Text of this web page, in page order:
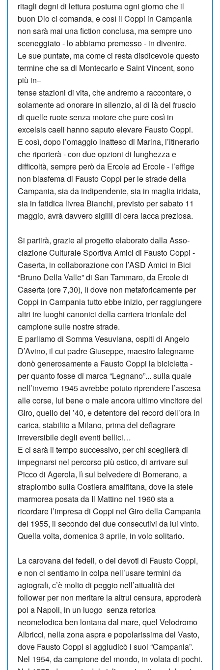
ritagli degni di lettura postuma ogni giorno che il
buon Dio ci comanda, e così il Coppi in Campania
non sarà mai una fiction conclusa, ma sempre uno
sceneggiato - lo abbiamo premesso - in divenire.
Le sue puntate, ma come ci resta disdicevole questo
termine che sa di Montecarlo e Saint Vincent, sono
più in–
­tense stazioni di vita, che an­dremo a raccontare, o
solamente ad onorare in silenzio, al di là del fruscio
di quelle ruote senza motore che pure così in
excelsis caeli hanno saputo elevare Fausto Coppi.
E così, dopo l’omaggio inatteso di Marina, l’itinerario
che riporterà - con due op­zioni di lunghezza e
difficoltà, sempre però da Ercole ad Ercole - l’effige
non blasfema di Fausto Coppi per le strade della
Campania, sia da indipendente, sia in maglia iridata,
sia in fatidica livrea Bianchi, previsto per sabato 11
maggio, avrà davvero si­gilli di cera lacca preziosa.
Si partirà, grazie al progetto elaborato dalla As­so­
ciazione Cu­ltu­rale Sportiva Amici di Fau­sto Coppi -
Caserta, in collaborazione con l’ASD Amici in Bici
“Bruno Della Valle” di San Tammaro, da Ercole di
Caserta (ore 7,30), lì dove non metaforicamente per
Cop­pi in Campania tutto ebbe inizio, per raggiungere
altri tre luoghi canonici della carriera trionfale del
campione sulle nostre strade.
E parliamo di Somma Ve­su­via­na, ospiti di Angelo
D’A­vi­no, il cui padre Giuseppe, maestro falegname
donò ge­nerosamente a Fausto Coppi la bicicletta -
per quanto fosse di marca “Legnano”... sulla quale
nell’inverno 1945 avrebbe potuto riprendere l’ascesa
alle corse, lui bene o male ancora ultimo vincitore del
Giro, quello del ’40, e detentore del record dell’ora in
carica, stabilito a Milano, prima del deflagrare
irreversibile degli eventi bellici…
E ci sarà il tempo successivo, per chi sceglierà di
impegnarsi nel percorso più ostico, di arrivare sul
Picco di Agerola, lì sul belvedere di Bomerano, a
strapiombo sulla Costiera amalfitana, dove la stele
marmorea posata da Il Mattino nel 1960 sta a
ricordare l’impresa di Cop­pi nel Giro della Campania
del 1955, il secondo dei due consecutivi da lui vinto.
Quella volta, domenica 3 aprile, in volo solitario.
La carovana dei fedeli, o dei devoti di Fausto Coppi,
e non ci sentiamo in colpa nell’usare termini da
agiografi, c’è molto di peggio nell’attualità dei
follower per non meritare la al­trui censura, approderà
poi a Napoli, in un luogo senza re­torica
neomelodica ben lon­tana dal mare, quel Ve­lo­dromo
Albricci, nella zona aspra e popolarissima del Va­sto,
dove Fausto Coppi si aggiudicò i suoi “Cam­pa­nia”.
Nel 1954, da campione del mondo, in volata di po­chi.